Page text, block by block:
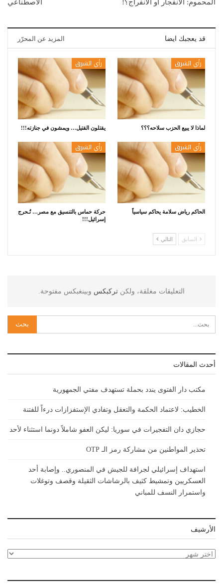
المحموم: الانفجار او الانفراج؟! الاصطناعي
قد يعجبك ايضا المزيد عن المحرّر
رأي الشرق
لماذا لا يبيع الحزب سلاحه؟؟؟
رأي الشرق
يقتلون القتيل… ويمشون في جنازته!!!
رأي الشرق
الحاكم رياض سلامة يحاكم سياسياً
رأي الشرق
حركة حماس بالتنسيق مع مصر… تُـحرج
إسرائيل!!!
السابق التالي
التعليقات مغلقة، ولكن تركبكس وبينغبكس مفتوحة.
أحدث المقالات
مكتب دار الفتوى يندد بحملة تستهدف مفتي الجمهورية
الخطيب: لاعتماد الحكمة والتعقل وتفادي الإستفزازات درءاً للفتنة
حجازي دان التفجيرات في سوريا: ليكن العفو شاملاً دونما استثناء لأحد
تحذير المواطنين من مشاركة رمز الـ OTP
استهداف إسرائيلي لجرافة للجيش في المنصوري.. وإصابة أحد
العسكريين وتمشيط كثيف بالرشاشات الثقيلة وقصف وتوغلات
واستمرار النسف للمباني
الأرشيف
الأرشيف